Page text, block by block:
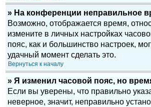
» На конференции неправильное
Возможно, отображается время,
измените в личных настройках
пояс, как и большинство настроек,
удачный момент сделать это.
Вернуться к началу
» Я изменил часовой пояс, но
Если вы уверены, что правильно
неверное, значит, неправильно